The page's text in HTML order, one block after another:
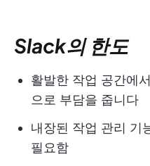
Slack의 한도
활발한 작업 공간에
으로 부담을 줍니다
내장된 작업 관리 기
필요함